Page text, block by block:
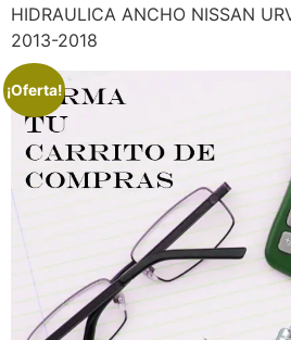
HIDRAULICA ANCHO NISSAN
2013-2018
¡Oferta!